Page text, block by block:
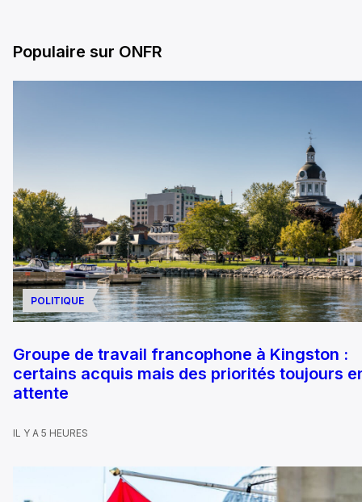
Populaire sur ONFR
POLITIQUE
Groupe de travail francophone à Kingston :
certains acquis mais des priorités toujours
attente
IL Y A 5 HEURES